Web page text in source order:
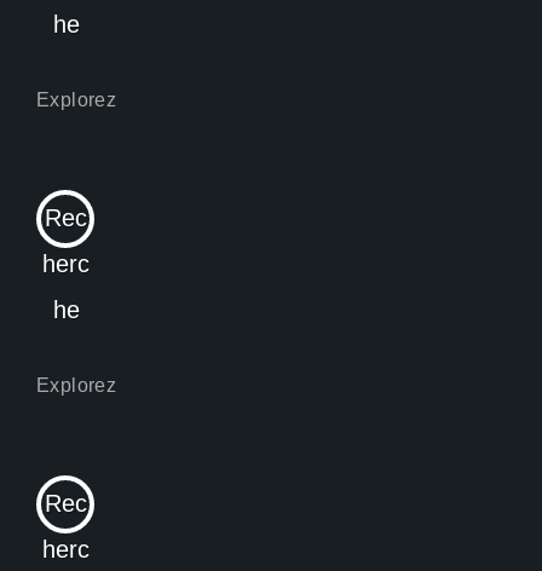
he
Rec
herc
he
Rec
herc